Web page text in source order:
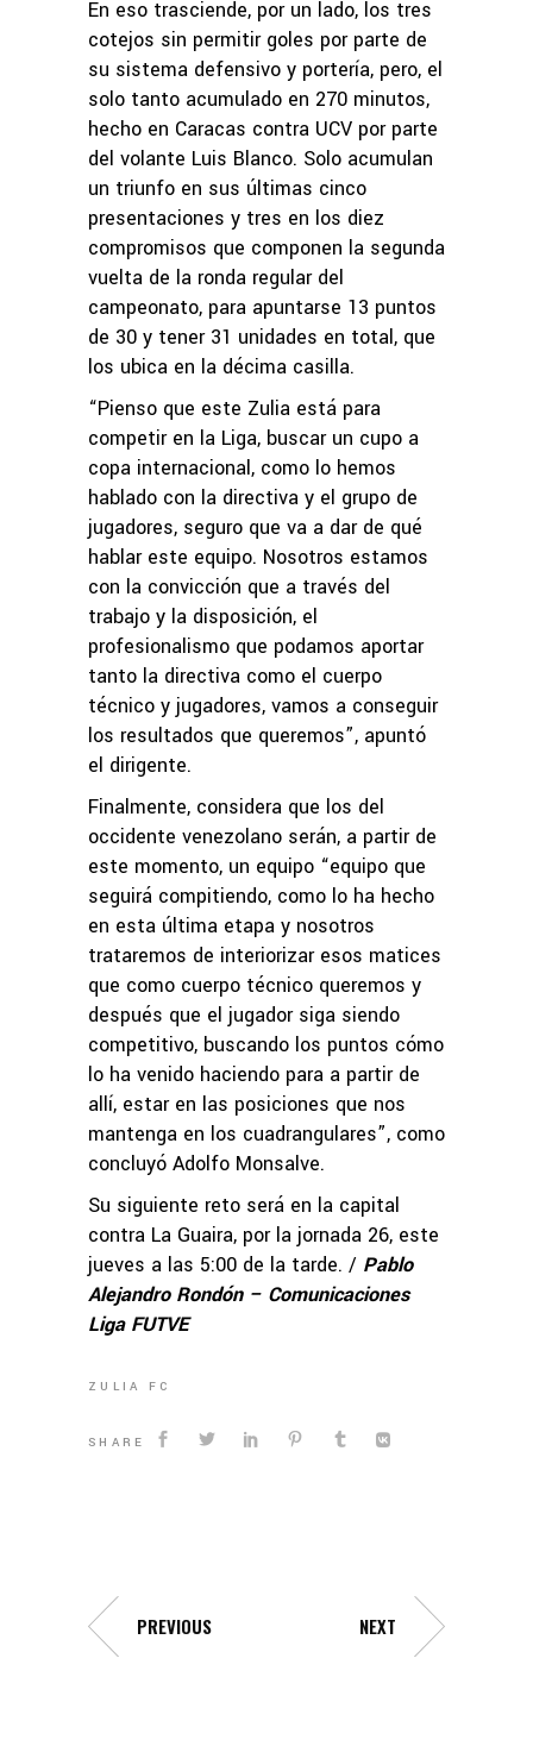
En eso trasciende, por un lado, los tres
cotejos sin permitir goles por parte de
su sistema defensivo y portería, pero, el
solo tanto acumulado en 270 minutos,
hecho en Caracas contra UCV por parte
del volante Luis Blanco. Solo acumulan
un triunfo en sus últimas cinco
presentaciones y tres en los diez
compromisos que componen la segunda
vuelta de la ronda regular del
campeonato, para apuntarse 13 puntos
de 30 y tener 31 unidades en total, que
los ubica en la décima casilla.
“Pienso que este Zulia está para
competir en la Liga, buscar un cupo a
copa internacional, como lo hemos
hablado con la directiva y el grupo de
jugadores, seguro que va a dar de qué
hablar este equipo. Nosotros estamos
con la convicción que a través del
trabajo y la disposición, el
profesionalismo que podamos aportar
tanto la directiva como el cuerpo
técnico y jugadores, vamos a conseguir
los resultados que queremos”, apuntó
el dirigente.
Finalmente, considera que los del
occidente venezolano serán, a partir de
este momento, un equipo “equipo que
seguirá compitiendo, como lo ha hecho
en esta última etapa y nosotros
trataremos de interiorizar esos matices
que como cuerpo técnico queremos y
después que el jugador siga siendo
competitivo, buscando los puntos cómo
lo ha venido haciendo para a partir de
allí, estar en las posiciones que nos
mantenga en los cuadrangulares”, como
concluyó Adolfo Monsalve.
Su siguiente reto será en la capital
contra La Guaira, por la jornada 26, este
jueves a las 5:00 de la tarde. / Pablo
Alejandro Rondón – Comunicaciones
Liga FUTVE
ZULIA FC
SHARE
PREVIOUS NEXT